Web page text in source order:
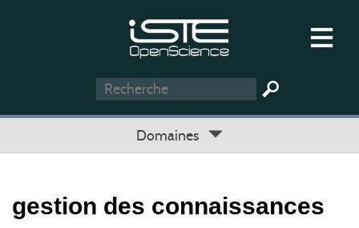
Domaines
gestion des connaissances